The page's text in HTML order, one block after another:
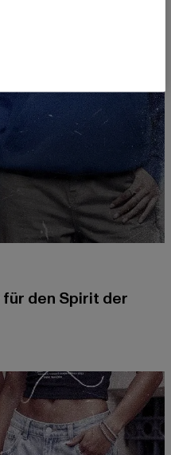
den Spirit der